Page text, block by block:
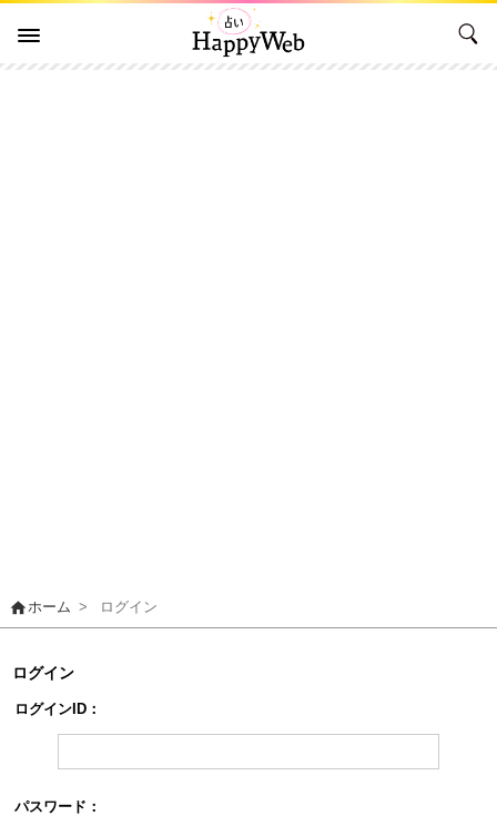
homeホーム > ログイン
ログイン
ログインID：
パスワード：